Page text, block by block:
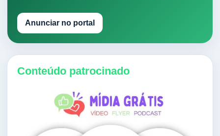
Anunciar no portal
Conteúdo patrocinado